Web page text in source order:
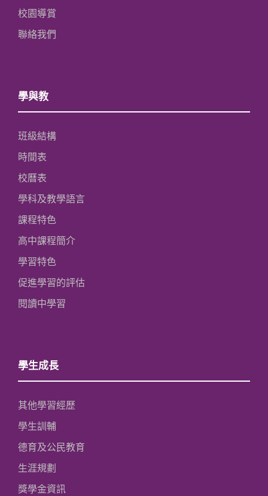
校園導賞
聯絡我們
學與教
班級結構
時間表
校曆表
學科及教學語言
課程特色
高中課程簡介
學習特色
促進學習的評估
閱讀中學習
學生成長
其他學習經歷
學生訓輔
德育及公民教育
生涯規劃
獎學金資訊